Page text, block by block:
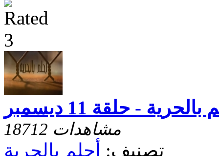
- حلقة 11 ديسمبر
18712 مشاهدات
تصنيف: أحلم بالحرية